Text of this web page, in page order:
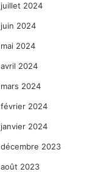
juillet 2024
juin 2024
mai 2024
avril 2024
mars 2024
février 2024
janvier 2024
décembre 2023
août 2023